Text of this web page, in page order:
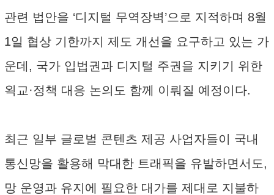
관련 법안을 ‘디지털 무역장벽’으로 지적하며 8월
1일 협상 기한까지 제도 개선을 요구하고 있는 가
운데, 국가 입법권과 디지털 주권을 지키기 위한
왹교·정책 대응 논의도 함께 이뤄질 예정이다.
최근 일부 글로벌 콘텐츠 제공 사업자들이 국내
통신망을 활용해 막대한 트래픽을 유발하면서도,
망 운영과 유지에 필요한 대가를 제대로 지불하